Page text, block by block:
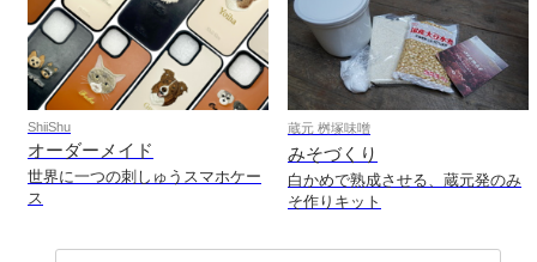
ShiiShu
オーダーメイド
世界に一つの刺しゅうスマホケー
ス
蔵元 桝塚味噌
みそづくり
白かめで熟成させる、蔵元発のみ
そ作りキット